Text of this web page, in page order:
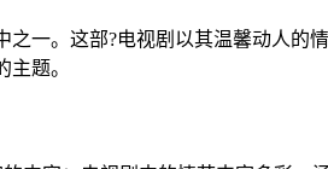
一。这部?电视剧以其温馨动人的
题。